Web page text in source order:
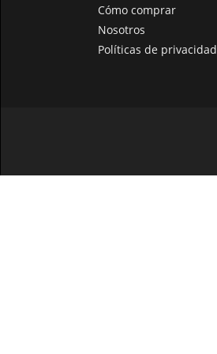
Cómo comprar
Nosotros
Políticas de privacidad